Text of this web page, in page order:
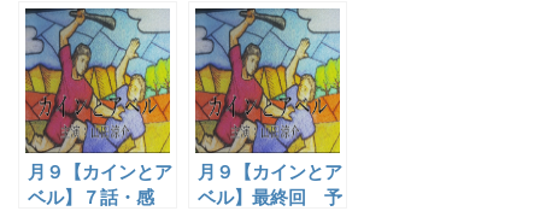
ド
ウ
で
開
き
ま
す
)
さ
い
(
新
し
い
ウ
ィ
ン
ド
ウ
で
開
き
月９【カインとア
ベル】７話・感
月９【カインとア
ベル】最終回 予